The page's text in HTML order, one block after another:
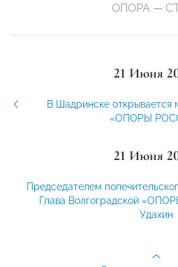
ОПОРА —
21 Июня
В Шадринске открывается
«ОПОРЫ
21 Июня
Председателем
Глава Волгоградской
Удахин